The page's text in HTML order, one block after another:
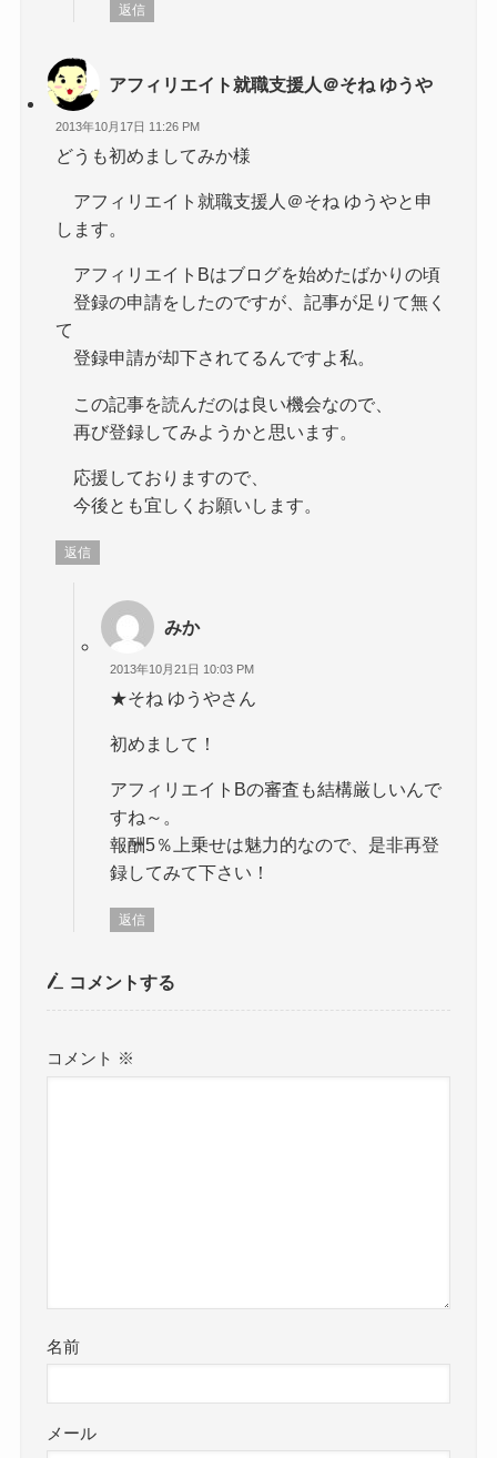
返信
アフィリエイト就職支援人＠そね ゆうや
2013年10月17日 11:26 PM
どうも初めましてみか様
アフィリエイト就職支援人＠そね ゆうやと申
します。
アフィリエイトBはブログを始めたばかりの頃
登録の申請をしたのですが、記事が足りて無く
て
登録申請が却下されてるんですよ私。
この記事を読んだのは良い機会なので、
再び登録してみようかと思います。
応援しておりますので、
今後とも宜しくお願いします。
返信
みか
2013年10月21日 10:03 PM
★そね ゆうやさん
初めまして！
アフィリエイトBの審査も結構厳しいんで
すね～。
報酬5％上乗せは魅力的なので、是非再登
録してみて下さい！
返信
コメントする
コメント ※
名前
メール